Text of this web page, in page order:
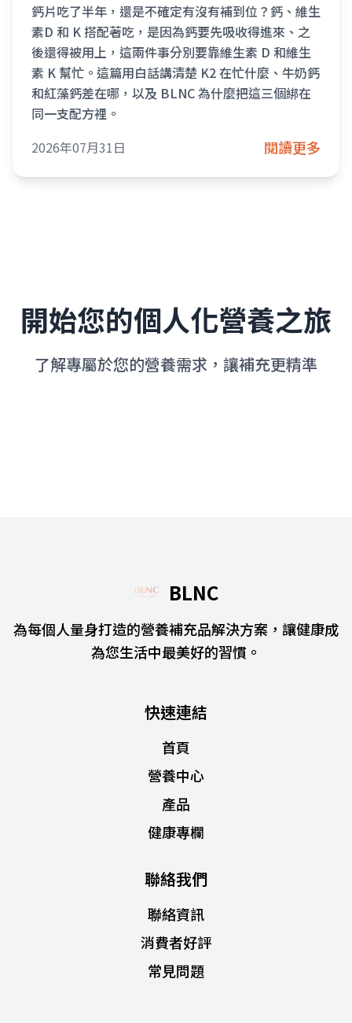
鈣片吃了半年，還是不確定有沒有補到位？鈣、維生
素D 和 K 搭配著吃，是因為鈣要先吸收得進來、之
後還得被用上，這兩件事分別要靠維生素 D 和維生
素 K 幫忙。這篇用白話講清楚 K2 在忙什麼、牛奶鈣
和紅藻鈣差在哪，以及 BLNC 為什麼把這三個綁在
同一支配方裡。
2026年07月31日
閱讀更多
開始您的個人化營養之旅
了解專屬於您的營養需求，讓補充更精準
BLNC
為每個人量身打造的營養補充品解決方案，讓健康成
為您生活中最美好的習慣。
快速連結
首頁
營養中心
產品
健康專欄
聯絡我們
聯絡資訊
消費者好評
常見問題